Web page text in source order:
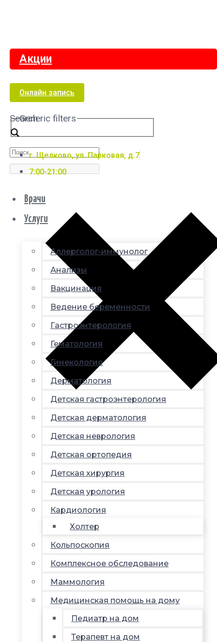
Акции
Онлайн запись
Search
Generic filters
г. Щелково, ул. Парковая, д.7
7:00-21:00
Врачи
Услуги
Аллерголог-иммунолог
Анализы
Вакцинация
Ведение беременности
Гастроэнтерология
Гематология
Гинекология
Дерматология
Детская гастроэнтерология
Детская дерматология
Детская неврология
Детская ортопедия
Детская хирургия
Детская урология
Кардиология
Холтер
Кольпоскопия
Комплексное обследование
Маммология
Медицинская помощь на дому
Педиатр на дом
Терапевт на дом